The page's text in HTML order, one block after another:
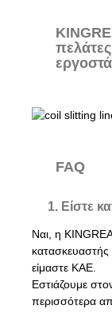
FAQ
1. Είστε
Ναι, η
κατασκευαστής
είμαστε ΚΑΕ.
Εστιάζουμε
περισσότερα